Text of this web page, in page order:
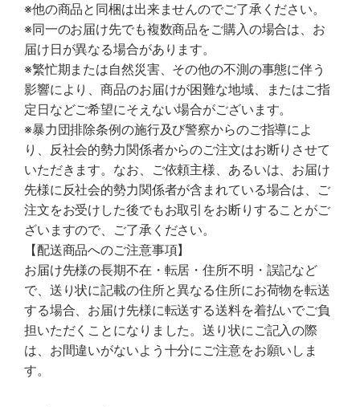
※他の商品と同梱は出来ませんのでご了承ください。
※同一のお届け先でも複数商品をご購入の場合は、お
届け日が異なる場合があります。
※繁忙期または自然災害、その他の不測の事態に伴う
影響により、商品のお届けが困難な地域、またはご指
定日などご希望にそえない場合がございます。
※暴力団排除条例の施行及び警察からのご指導によ
り、反社会的勢力関係者からのご注文はお断りさせて
いただきます。なお、ご依頼主様、あるいは、お届け
先様に反社会的勢力関係者が含まれている場合は、ご
注文をお受けした後でもお取引をお断りすることがご
ざいますので、ご了承ください。
【配送商品へのご注意事項】
お届け先様の長期不在・転居・住所不明・誤記など
で、送り状に記載の住所と異なる住所にお荷物を転送
する場合、お届け先様に転送する送料を着払いでご負
担いただくことになりました。送り状にご記入の際
は、お間違いがないよう十分にご注意をお願いしま
す。